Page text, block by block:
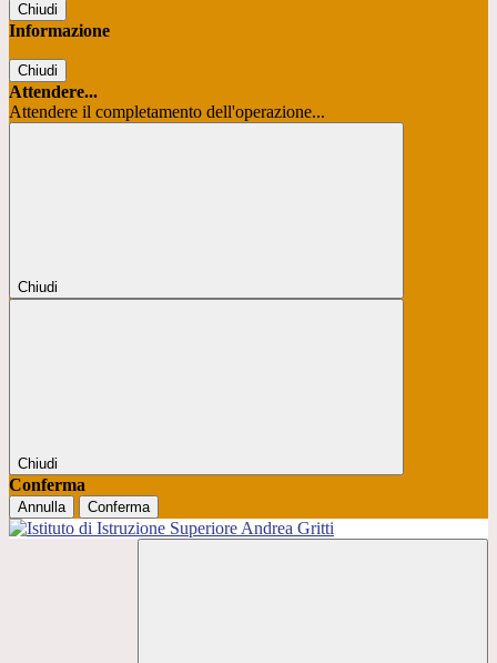
Chiudi
Informazione
Chiudi
Attendere...
Attendere il completamento dell'operazione...
Chiudi
Chiudi
Conferma
Annulla Conferma